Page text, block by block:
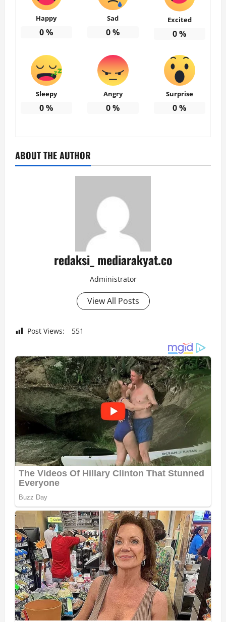
Happy
0%
Sad
0%
Excited
0%
Sleepy
0%
Angry
0%
Surprise
0%
ABOUT THE AUTHOR
redaksi_ mediarakyat.co
Administrator
View All Posts
Post Views: 551